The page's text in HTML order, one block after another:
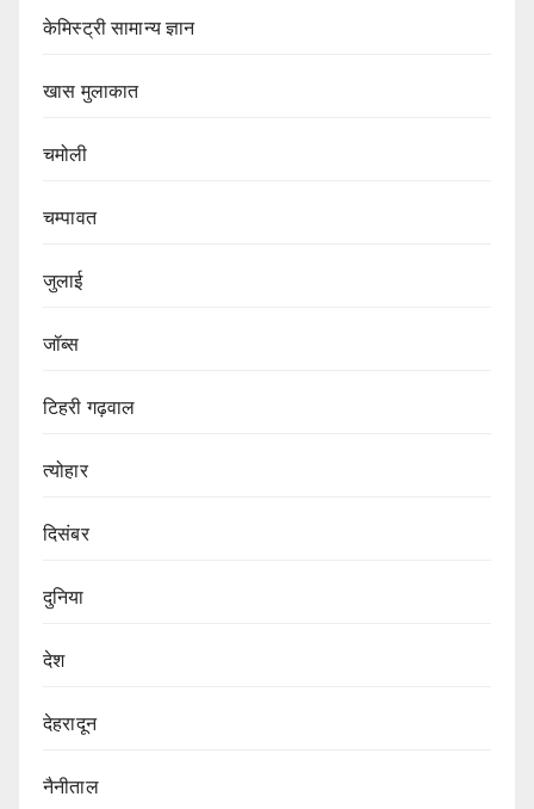
केमिस्ट्री सामान्य ज्ञान
खास मुलाकात
चमोली
चम्पावत
जुलाई
जॉब्स
टिहरी गढ़वाल
त्योहार
दिसंबर
दुनिया
देश
देहरादून
नैनीताल